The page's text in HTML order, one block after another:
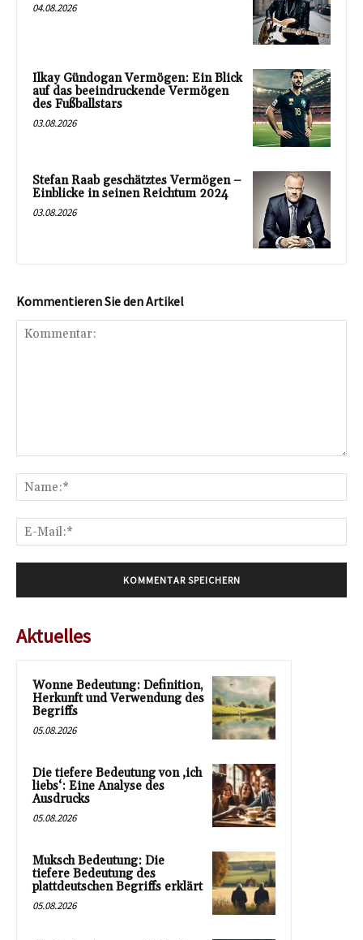
04.08.2026
Ilkay Gündogan Vermögen: Ein Blick
auf das beeindruckende Vermögen
des Fußballstars
03.08.2026
Stefan Raab geschätztes Vermögen –
Einblicke in seinen Reichtum 2024
03.08.2026
Kommentieren Sie den Artikel
Aktuelles
Wonne Bedeutung: Definition,
Herkunft und Verwendung des
Begriffs
05.08.2026
Die tiefere Bedeutung von ‚ich
liebs‘: Eine Analyse des
Ausdrucks
05.08.2026
Muksch Bedeutung: Die
tiefere Bedeutung des
plattdeutschen Begriffs erklärt
05.08.2026